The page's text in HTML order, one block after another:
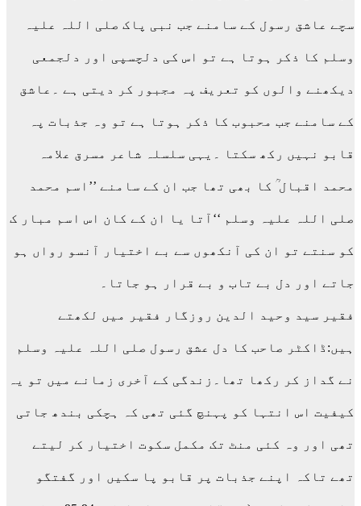
سچے عاشق رسول کے سامنے جب نبی پاک صلی اللہ علیہ
وسلم کا ذکر ہوتا ہے تو اس کی دلچسپی اور دلجمعی
دیکھنے والوں کو تعریف پہ مجبور کر دیتی ہے ۔عاشق
کے سامنے جب محبوب کا ذکر ہوتا ہے تو وہ جذبات پہ
قابو نہیں رکھ سکتا ۔یہی سلسلہ شاعر مسرق علامہ
محمد اقبال ؒ کا بھی تھا جب ان کے سامنے ’’اسم محمد
صلی اللہ علیہ وسلم ‘‘آتا یا ان کے کان اس اسم مبار ک
کو سنتے تو ان کی آنکھوں سے بے اختیار آنسو رواں ہو
جاتے اور دل بے تاب و بے قرار ہو جاتا۔
فقیر سید وحید الدین روزگار فقیر میں لکھتے
ہیں:ڈاکٹر صاحب کا دل عشق رسول صلی اللہ علیہ وسلم
نے گداز کر رکھا تھا۔زندگی کے آخری زمانے میں تو یہ
کیفیت اس انتہا کو پہنچ گئی تھی کہ ہچکی بندھ جاتی
تھی اور وہ کئی منٹ تک مکمل سکوت اختیار کر لیتے
تھے تاکہ اپنے جذبات پر قابو پا سکیں اور گفتگو